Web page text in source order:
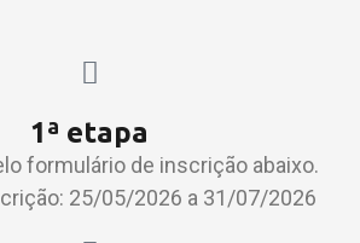
1ª etapa
formulário de inscrição abaixo.​
25/05/2026 a 31/07/2026